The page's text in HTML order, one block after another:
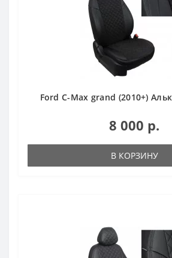
Ford C-Max grand (2010+)
8 000 р.
В КОРЗИНУ